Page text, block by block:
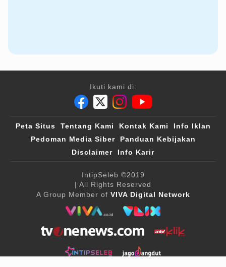
Ikuti kami di:
Peta Situs Tentang Kami Kontak Kami
Info Iklan
Pedoman Media Siber
Panduan Kebijakan
Disclaimer
Info Karir
IntipSeleb ©2019
| All Rights Reserved
A Group Member of VIVA Digital Network